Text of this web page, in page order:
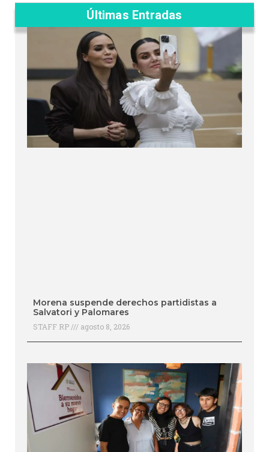
Últimas Entradas
Morena suspende derechos partidistas a
Salvatori y Palomares
STAFF RP agosto 8, 2026